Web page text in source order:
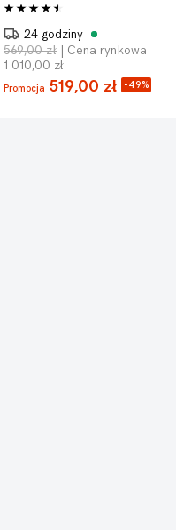
24 godziny
569,00 zł | Cena rynkowa
1 010,00 zł
Promocja 519,00 zł -49%